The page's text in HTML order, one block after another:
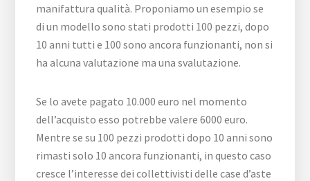
manifattura qualità. Proponiamo un esempio se
di un modello sono stati prodotti 100 pezzi, dopo
10 anni tutti e 100 sono ancora funzionanti, non si
ha alcuna valutazione ma una svalutazione.
Se lo avete pagato 10.000 euro nel momento
dell’acquisto esso potrebbe valere 6000 euro.
Mentre se su 100 pezzi prodotti dopo 10 anni sono
rimasti solo 10 ancora funzionanti, in questo caso
cresce l’interesse dei collettivisti delle case d’aste